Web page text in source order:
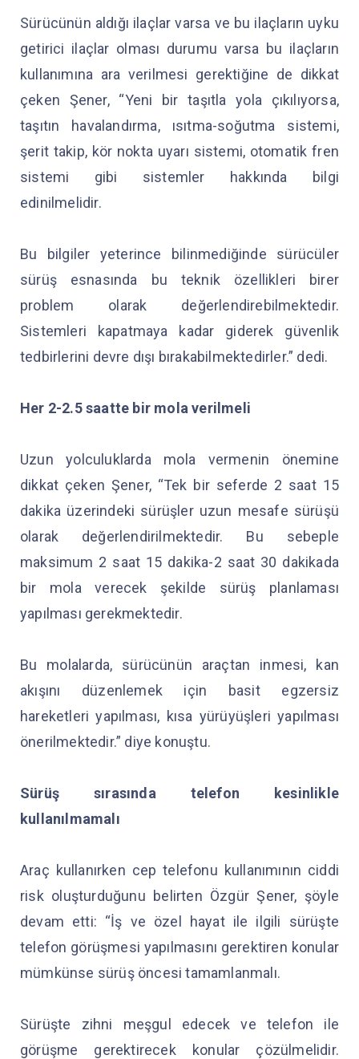
Sürücünün aldığı ilaçlar varsa ve bu ilaçların uyku
getirici ilaçlar olması durumu varsa bu ilaçların
kullanımına ara verilmesi gerektiğine de dikkat
çeken Şener, “Yeni bir taşıtla yola çıkılıyorsa,
taşıtın havalandırma, ısıtma-soğutma sistemi,
şerit takip, kör nokta uyarı sistemi, otomatik fren
sistemi gibi sistemler hakkında bilgi
edinilmelidir.
Bu bilgiler yeterince bilinmediğinde sürücüler
sürüş esnasında bu teknik özellikleri birer
problem olarak değerlendirebilmektedir.
Sistemleri kapatmaya kadar giderek güvenlik
tedbirlerini devre dışı bırakabilmektedirler.” dedi.
Her 2-2.5 saatte bir mola verilmeli
Uzun yolculuklarda mola vermenin önemine
dikkat çeken Şener, “Tek bir seferde 2 saat 15
dakika üzerindeki sürüşler uzun mesafe sürüşü
olarak değerlendirilmektedir. Bu sebeple
maksimum 2 saat 15 dakika-2 saat 30 dakikada
bir mola verecek şekilde sürüş planlaması
yapılması gerekmektedir.
Bu molalarda, sürücünün araçtan inmesi, kan
akışını düzenlemek için basit egzersiz
hareketleri yapılması, kısa yürüyüşleri yapılması
önerilmektedir.” diye konuştu.
Sürüş sırasında telefon kesinlikle
kullanılmamalı
Araç kullanırken cep telefonu kullanımının ciddi
risk oluşturduğunu belirten Özgür Şener, şöyle
devam etti: “İş ve özel hayat ile ilgili sürüşte
telefon görüşmesi yapılmasını gerektiren konular
mümkünse sürüş öncesi tamamlanmalı.
Sürüşte zihni meşgul edecek ve telefon ile
görüşme gerektirecek konular çözülmelidir.